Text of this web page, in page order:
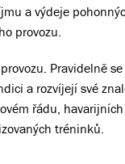
a výdeje
provozu.
Pravidelně
a rozvíjejí své
řádu,
tréninků.